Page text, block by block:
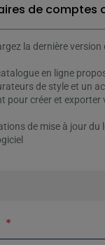
de comptes
la dernière version
en ligne
de style et un
pour créer et exporter
de mise à jour du
*